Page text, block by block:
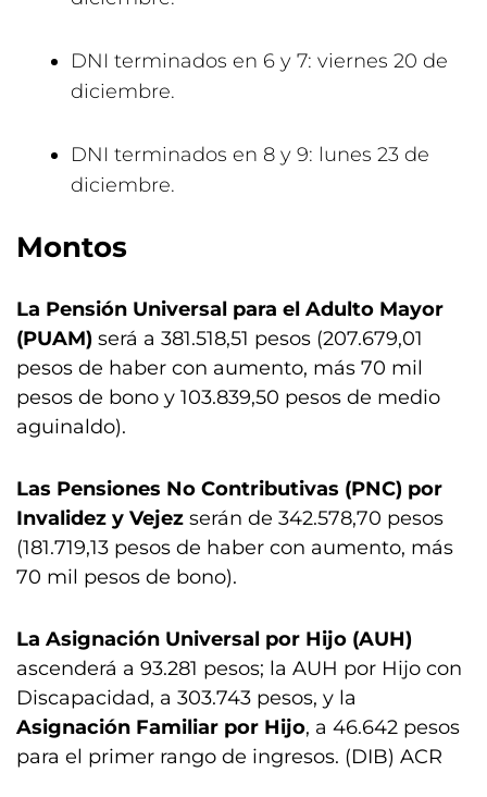
DNI terminados en 6 y 7: viernes 20 de
diciembre.
DNI terminados en 8 y 9: lunes 23 de
diciembre.
Montos
La Pensión Universal para el Adulto Mayor
(PUAM) será a 381.518,51 pesos (207.679,01
pesos de haber con aumento, más 70 mil
pesos de bono y 103.839,50 pesos de medio
aguinaldo).
Las Pensiones No Contributivas (PNC) por
Invalidez y Vejez serán de 342.578,70 pesos
(181.719,13 pesos de haber con aumento, más
70 mil pesos de bono).
La Asignación Universal por Hijo (AUH)
ascenderá a 93.281 pesos; la AUH por Hijo con
Discapacidad, a 303.743 pesos, y la
Asignación Familiar por Hijo, a 46.642 pesos
para el primer rango de ingresos. (DIB) ACR